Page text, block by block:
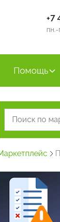
+7
Помощь